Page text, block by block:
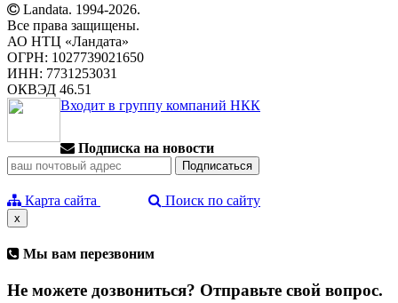
Landata. 1994-2026.
Все права защищены.
АО НТЦ «Ландата»
ОГРН: 1027739021650
ИНН: 7731253031
ОКВЭД 46.51
Входит в группу компаний НКК
Подписка на новости
Карта сайта Поиск по сайту
x
Мы вам перезвоним
Не можете дозвониться? Отправьте свой вопрос.